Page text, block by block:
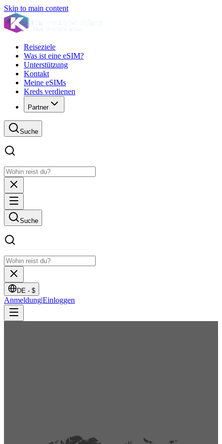
Skip to main content
Reiseziele
Was ist eine eSIM?
Unterstützung
Kontakt
Meine eSIMs
Kreds verdienen
Partner
Suche
Suche
DE - $
Anmeldung|Einloggen